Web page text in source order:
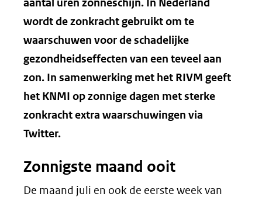
wordt de zonkracht gebruikt om te
waarschuwen voor de schadelijke
gezondheidseffecten van een teveel aan
zon. In samenwerking met het RIVM geeft
het KNMI op zonnige dagen met sterke
zonkracht extra waarschuwingen via
Twitter.
Zonnigste maand ooit
De maand juli en ook de eerste week van